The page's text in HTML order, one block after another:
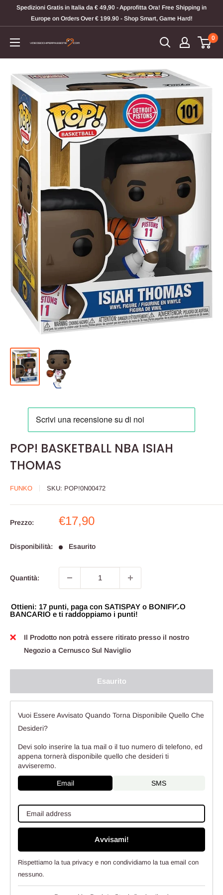
Spedizioni Gratis in Italia da € 49,90 - Approfitta Ora! Free Shipping in
Europe on Orders Over € 199.90 - Shop Smart, Game Hard!
Videogiochi
Per
0
POP! BASKETBALL NBA ISIAH
THOMAS
FUNKO SKU: POP!0N00472
Prezzo:
Prezzo
€17,90
Disponibilità: Esaurito
Quantità:
Ottieni: 17 punti, paga con SATISPAY o BONIFICO
BANCARIO e ti raddoppiamo i punti!
Il Prodotto non potrà essere ritirato presso il nostro
Negozio a Cernusco Sul Naviglio
Esaurito
Vuoi Essere Avvisato Quando Torna Disponibile Quello Che
Desideri?
Devi solo inserire la tua mail o il tuo numero di telefono, ed
appena tornerà disponibile quello che desideri ti
avviseremo.
Email SMS
Avvisami!
Rispettiamo la tua privacy e non condividiamo la tua email con
nessuno.